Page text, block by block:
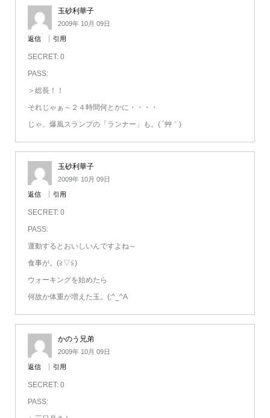
玉砂利華子
2009年 10月 09日
返信 引用
SECRET: 0
PASS:
＞総長！！
それじゃぁ～２４時間何とかに・・・・
じゃ、爆風スランプの「ランナー」も。( ´艸｀)
玉砂利華子
2009年 10月 09日
返信 引用
SECRET: 0
PASS:
運動するとおいしいんですよね～
食事が。(≧▽≦)
ウォーキングを始めたら
何故か体重が増えた玉。(;^_^A
かのう兄弟
2009年 10月 09日
返信 引用
SECRET: 0
PASS: